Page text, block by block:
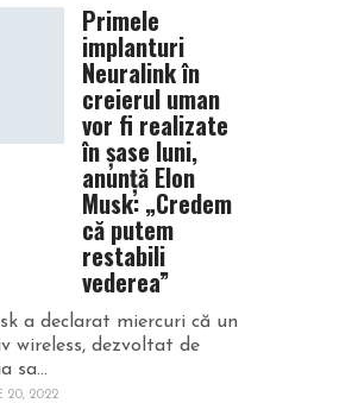
Primele
implanturi
Neuralink în
creierul uman
vor fi realizate
în șase luni,
anunță Elon
Musk: „Credem
că putem
restabili
vederea”
a declarat miercuri că un
wireless, dezvoltat de
sa...
20, 2022